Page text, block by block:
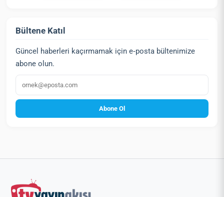
Bültene Katıl
Güncel haberleri kaçırmamak için e‑posta bültenimize
abone olun.
E‑posta
Abone Ol